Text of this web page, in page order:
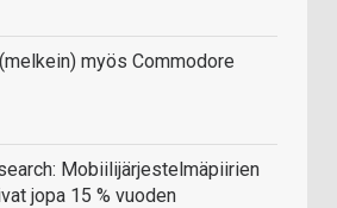
myös Commodore
Mobiilijärjestelmäpiirien
jopa 15 % vuoden